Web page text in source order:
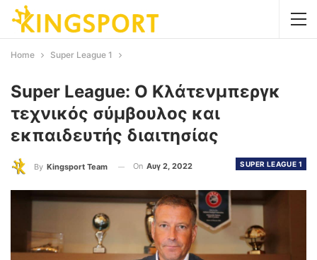
Home Super League 1
Super League: Ο Κλάτενμπεργκ
τεχνικός σύμβουλος και
εκπαιδευτής διαιτησίας
SUPER LEAGUE 1
By Kingsport Team On Αυγ 2, 2022